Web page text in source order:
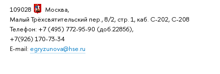
109028
Москва,
Малый Трёхсвятительский пер., 8/2, стр. 1, каб. C-202, C-208
Телефон: +7 (495) 772-95-90 (доб.22856),
+7(926) 170-73-34
E-mail: egryzunova@hse.ru